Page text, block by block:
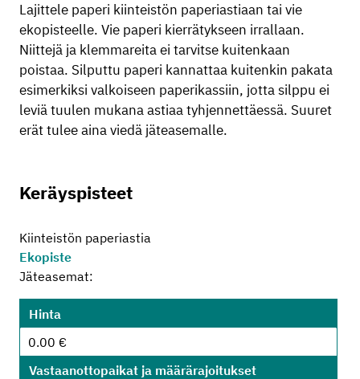
Lajittele paperi kiinteistön paperiastiaan tai vie
ekopisteelle. Vie paperi kierrätykseen irrallaan.
Niittejä ja klemmareita ei tarvitse kuitenkaan
poistaa. Silputtu paperi kannattaa kuitenkin pakata
esimerkiksi valkoiseen paperikassiin, jotta silppu ei
leviä tuulen mukana astiaa tyhjennettäessä. Suuret
erät tulee aina viedä jäteasemalle.
Keräyspisteet
Kiinteistön paperiastia
Ekopiste
Jäteasemat:
Hinta
0.00 €
Vastaanottopaikat ja määrärajoitukset